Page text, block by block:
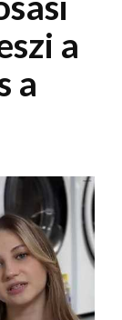
a
a